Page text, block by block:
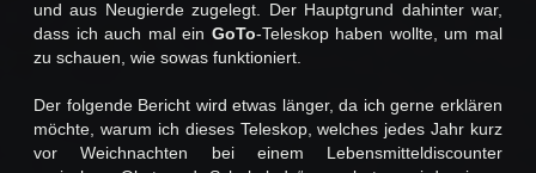
und aus Neugierde zugelegt. Der Hauptgrund dahinter war,
dass ich auch mal ein GoTo-Teleskop haben wollte, um mal
zu schauen, wie sowas funktioniert.
Der folgende Bericht wird etwas länger, da ich gerne erklären
möchte, warum ich dieses Teleskop, welches jedes Jahr kurz
vor Weichnachten bei einem Lebensmitteldiscounter